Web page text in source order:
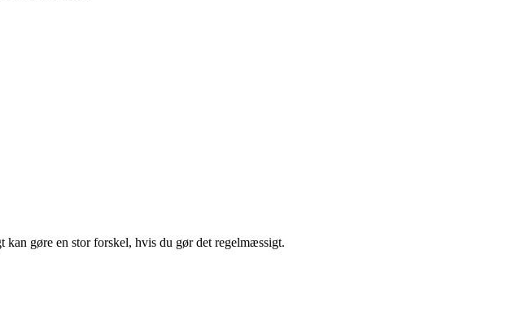
gøre en stor forskel, hvis du gør det regelmæssigt.